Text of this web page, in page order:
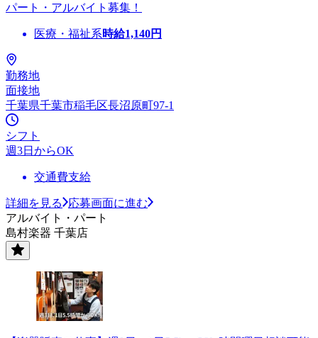
パート・アルバイト募集！
医療・福祉系時給1,140円
勤務地
面接地
千葉県千葉市稲毛区長沼原町97-1
シフト
週3日からOK
交通費支給
詳細を見る
応募画面に進む
アルバイト・パート
島村楽器 千葉店